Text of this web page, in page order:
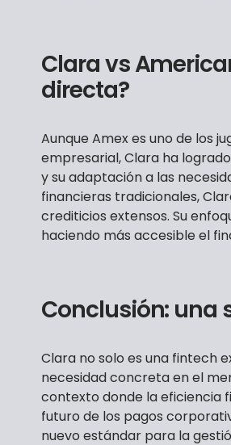
Clara vs
directa?
Aunque Amex es uno de los
empresarial, Clara ha
y su adaptación a las
financieras tradicionales,
crediticios extensos. Su
haciendo más accesible el
Conclusión: una
Clara no solo es una fintech
necesidad concreta en el
contexto donde la eficiencia
futuro de los pagos
nuevo estándar para la